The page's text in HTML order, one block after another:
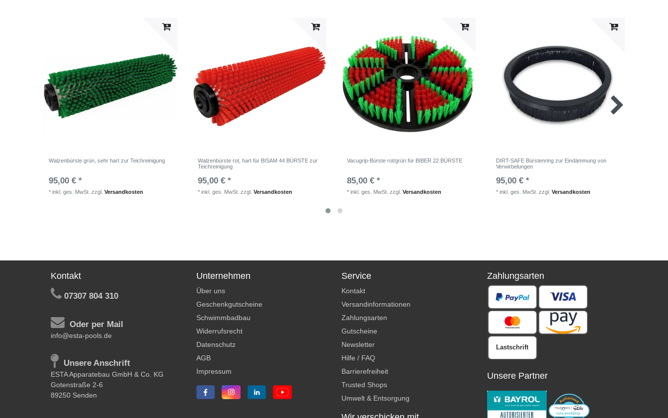
Walzenbürste grün, sehr hart zur Teichreinigung
95,00 € *
*inkl. ges. MwSt. zzgl.Versandkosten
Walzenbürste rot, hart für BISAM 44 BÜRSTE zur
Teichreinigung
95,00 € *
*inkl. ges. MwSt. zzgl.Versandkosten
Vacugrip-Bürste rot/grün für BIBER 22 BÜRSTE
85,00 € *
*inkl. ges. MwSt. zzgl.Versandkosten
DIRT-SAFE Bürstenring zur Eindämmung von
Verwirbelungen
95,00 € *
*inkl. ges. MwSt. zzgl.Versandkosten
Kontakt
07307 804 310
Oder per Mail
info@esta-pools.de
Unsere Anschrift
ESTA Apparatebau GmbH & Co. KG
Gotenstraße 2-6
89250 Senden
Unternehmen
Über uns
Geschenkgutscheine
Schwimmbadbau
Widerrufsrecht
Datenschutz
AGB
Impressum
Service
Kontakt
Versandinformationen
Zahlungsarten
Gutscheine
Newsletter
Hilfe / FAQ
Barrierefreiheit
Trusted Shops
Umwelt & Entsorgung
Zahlungsarten
Lastschrift
Unsere Partner